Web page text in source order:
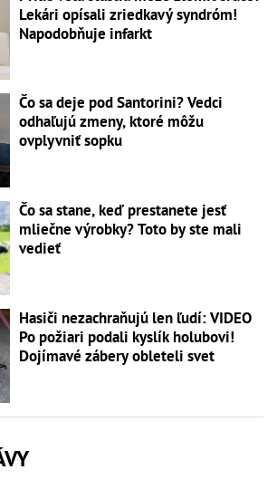
Lekári opísali zriedkavý syndróm!
Napodobňuje infarkt
Čo sa deje pod Santorini? Vedci
odhaľujú zmeny, ktoré môžu
ovplyvniť sopku
Čo sa stane, keď prestanete jesť
mliečne výrobky? Toto by ste mali
vedieť
Hasiči nezachraňujú len ľudí: VIDEO
Po požiari podali kyslík holubovi!
Dojímavé zábery obleteli svet